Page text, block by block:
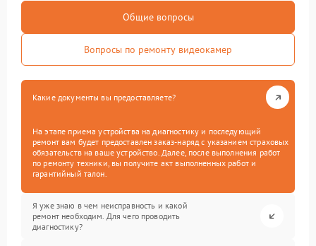
Общие вопросы
Вопросы по ремонту видеокамер
Какие документы вы предоставляете?
На этапе приема устройства на диагностику и последующий
ремонт вам будет предоставлен заказ-наряд с указанием страховых
обязательств на ваше устройство. Далее, после выполнения работ
по ремонту техники, вы получите акт выполненных работ и
гарантийный талон.
Я уже знаю в чем неисправность и какой
ремонт необходим. Для чего проводить
диагностику?